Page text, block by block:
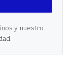
y nuestro